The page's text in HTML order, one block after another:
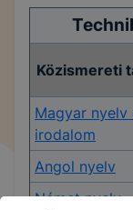
Közismereti
Magyar nyelv
irodalom
Angol nyelv
Német nyelv